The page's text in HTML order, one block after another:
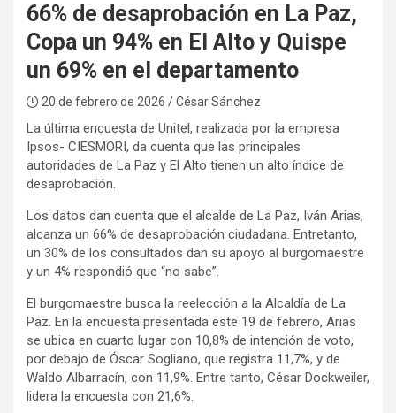
66% de desaprobación en La Paz,
Copa un 94% en El Alto y Quispe
un 69% en el departamento
20 de febrero de 2026 / César Sánchez
La última encuesta de Unitel, realizada por la empresa
Ipsos- CIESMORI, da cuenta que las principales
autoridades de La Paz y El Alto tienen un alto índice de
desaprobación.
Los datos dan cuenta que el alcalde de La Paz, Iván Arias,
alcanza un 66% de desaprobación ciudadana. Entretanto,
un 30% de los consultados dan su apoyo al burgomaestre
y un 4% respondió que “no sabe”.
El burgomaestre busca la reelección a la Alcaldía de La
Paz. En la encuesta presentada este 19 de febrero, Arias
se ubica en cuarto lugar con 10,8% de intención de voto,
por debajo de Óscar Sogliano, que registra 11,7%, y de
Waldo Albarracín, con 11,9%. Entre tanto, César Dockweiler,
lidera la encuesta con 21,6%.